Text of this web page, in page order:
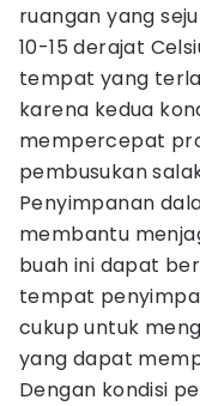
ruangan yang
10-15 derajat
tempat yang
karena kedua
mempercepat
pembusukan
Penyimpanan
membantu
buah ini dapat
tempat
cukup untuk
yang dapat
Dengan kondisi